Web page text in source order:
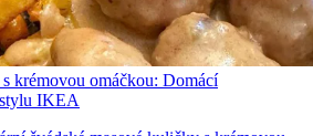
krémovou omáčkou: Domácí
IKEA